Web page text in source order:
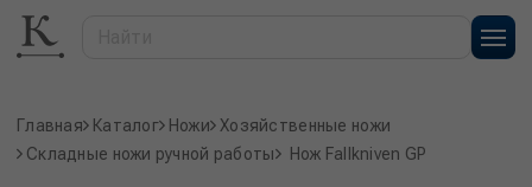
Главная Каталог Ножи Хозяйственные ножи
Складные ножи ручной работы
Нож Fallkniven GP